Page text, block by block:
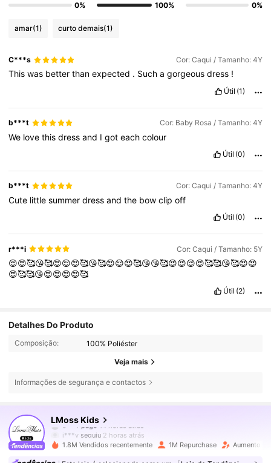
0%
100%
0%
amar(1) curto demais(1)
C***s Cor: Caqui / Tamanho: 4Y
Thiswas betterthanexpected . Suchagorgeousdress !
Útil (1)
b***t Cor: Baby Rosa / Tamanho: 4Y
We lovethisdressand Igoteachcolour
Útil (0)
b***t Cor: Caqui / Tamanho: 4Y
Cute littlesummerdressandthe bowclipoff
Útil (0)
r***i Cor: Caqui / Tamanho: 5Y
😌😍🥰😘🥰😍😌😍🥰😘🥰😍😌😍🥰😘😘🥰😍😍😌😍🥰🥰😘🥰😍😍
😍🥰🥰😘😍😍😍😍🥰
Útil (2)
Detalhes Do Produto
Composição: 100% Poliéster
Veja mais
Informações de segurança e contactos
LMoss Kids
j***yseguiu 2 horas atrás
1.8M Vendidos recentemente 1M Repurchase Aumento